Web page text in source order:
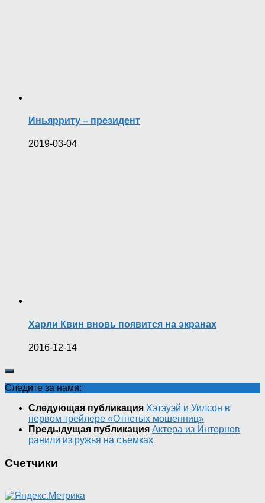
Иньярриту – президент
2019-03-04
Харли Квин вновь появится на экранах
2016-12-14
Следите за нами:
Следующая публикация Хэтэуэй и Уилсон в
первом трейлере «Отпетых мошенниц»
Предыдущая публикация Актера из Интернов
ранили из ружья на съемках
Счетчики